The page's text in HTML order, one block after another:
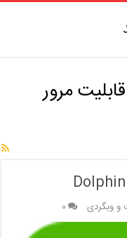
مرور
و وبگردی ۰